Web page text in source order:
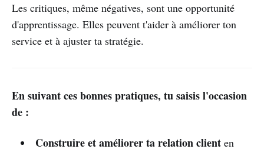
Les critiques, même négatives, sont une opportunité
d'apprentissage. Elles peuvent t'aider à améliorer ton
service et à ajuster ta stratégie.
En suivant ces bonnes pratiques, tu saisis l'occasion
de :
Construire et améliorer ta relation clienten